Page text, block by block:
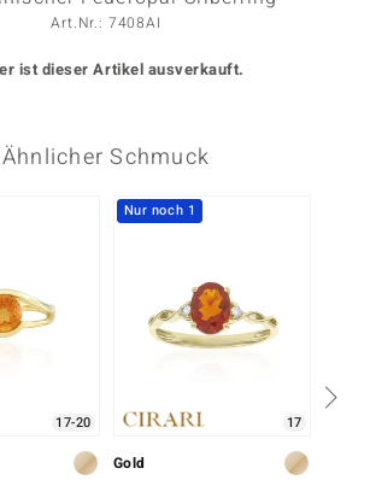
Art.Nr.: 7408AI
ist dieser Artikel ausverkauft.
Ähnlicher Schmuck
17-20
Nur noch 1
17
Gold